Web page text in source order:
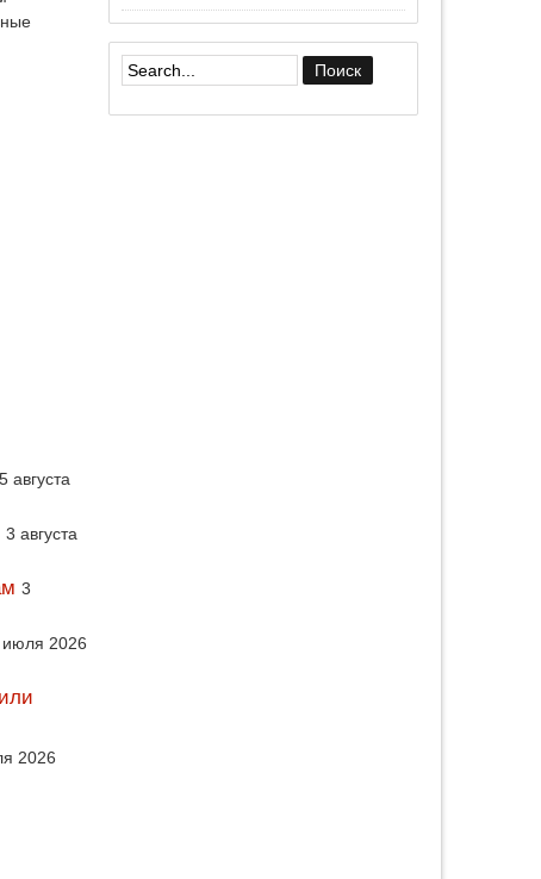
5 августа
3 августа
3
2026
2026
Форма поиска